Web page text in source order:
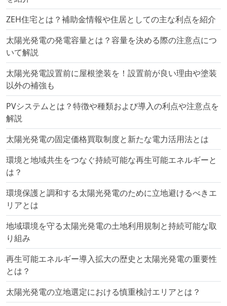
ZEH住宅とは？補助金情報や住居としての主な利点を紹介
太陽光発電の発電容量とは？容量を決める際の注意点につ
いて解説
太陽光発電設置前に屋根塗装を！設置前が良い理由や塗装
以外の補強も
PVシステムとは？特徴や種類および導入の利点や注意点を
解説
太陽光発電の固定価格買取制度と新たな電力活用法とは
環境と地域共生をつなぐ持続可能な再生可能エネルギーと
は？
環境保護と調和する太陽光発電のために立地避けるべきエ
リアとは
地域環境を守る太陽光発電の土地利用規制と持続可能な取
り組み
再生可能エネルギー導入拡大の歴史と太陽光発電の重要性
とは？
太陽光発電の立地選定における慎重検討エリアとは？